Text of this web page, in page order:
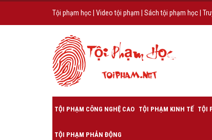
Tội phạm học Video tội phạm Sách tội phạm học
TỘI PHẠM CÔNG NGHỆ CAO TỘI PHẠM KINH TẾ TỘI
TỘI PHẠM PHẢN ĐỘNG